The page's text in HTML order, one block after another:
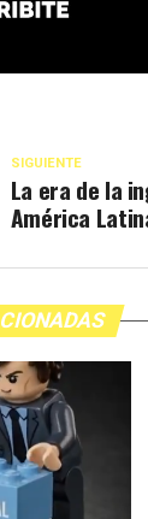
SIGUIENTE
La era de la
América